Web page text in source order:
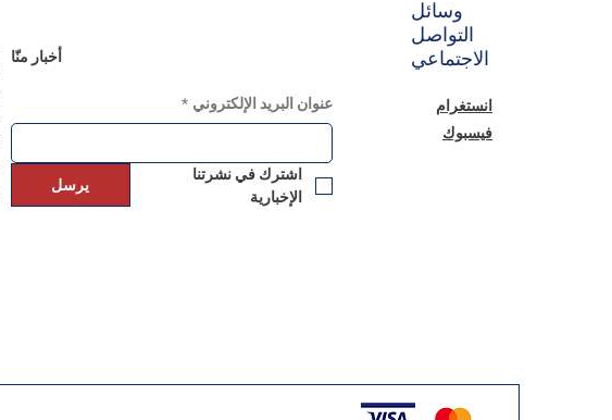
أخبار منّا
عنوان البريد الإلكتروني *
الإخبارية
يرسل
وسائل
التواصل
الاجتماعي
انستغرام
فيسبوك